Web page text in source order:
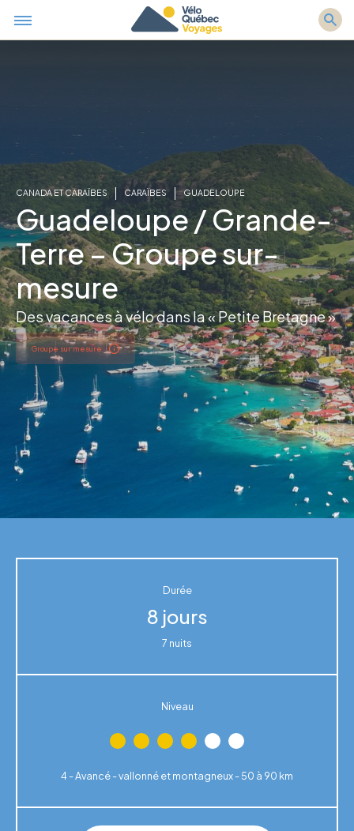
CANADA ET CARAÏBES CARAÏBES GUADELOUPE
Guadeloupe / Grande-
Terre – Groupe sur-
mesure
Des vacances à vélo dans la « Petite Bretagne »
Groupe sur mesure
Durée
8 jours
7 nuits
Niveau
4 - Avancé - vallonné et montagneux - 50 à 90 km